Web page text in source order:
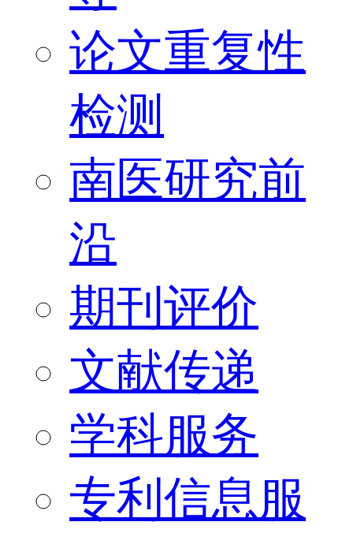
论文重复性
检测
南医研究前
沿
期刊评价
文献传递
学科服务
专利信息服